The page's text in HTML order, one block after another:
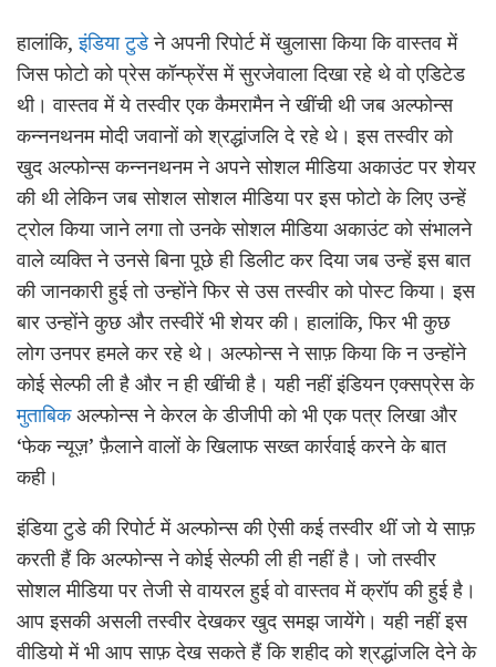
हालांकि,इंडिया टुडेने अपनी रिपोर्ट में खुलासा किया कि वास्तव में
जिस फोटो को प्रेस कॉन्फ्रेंस में सुरजेवाला दिखा रहे थे वो एडिटेड
थी। वास्तव में ये तस्वीर एक कैमरामैन ने खींची थी जब अल्फोन्स
कन्ननथनम मोदी जवानों को श्रद्धांजलि दे रहे थे। इस तस्वीर को
खुद अल्फोन्स कन्ननथनम ने अपने सोशल मीडिया अकाउंट पर शेयर
की थी लेकिन जब सोशल सोशल मीडिया पर इस फोटो के लिए उन्हें
ट्रोल किया जाने लगा तो उनके सोशल मीडिया अकाउंट को संभालने
वाले व्यक्ति ने उनसे बिना पूछे ही डिलीट कर दिया जब उन्हें इस बात
की जानकारी हुई तो उन्होंने फिर से उस तस्वीर को पोस्ट किया। इस
बार उन्होंने कुछ और तस्वीरें भी शेयर की। हालांकि, फिर भी कुछ
लोग उनपर हमले कर रहे थे। अल्फोन्स ने साफ़ किया कि न उन्होंने
कोई सेल्फी ली है और न ही खींची है। यही नहीं इंडियन एक्सप्रेस के
मुताबिकअल्फोन्स ने केरल के डीजीपी को भी एक पत्र लिखा और
‘फेक न्यूज़’ फ़ैलाने वालों के खिलाफ सख्त कार्रवाई करने के बात
कही।
इंडिया टुडे की रिपोर्ट में अल्फोन्स की ऐसी कई तस्वीर थीं जो ये साफ़
करती हैं कि अल्फोन्स ने कोई सेल्फी ली ही नहीं है। जो तस्वीर
सोशल मीडिया पर तेजी से वायरल हुई वो वास्तव में क्रॉप की हुई है।
आप इसकी असली तस्वीर देखकर खुद समझ जायेंगे। यही नहीं इस
वीडियो में भी आप साफ़ देख सकते हैं कि शहीद को श्रद्धांजलि देने के